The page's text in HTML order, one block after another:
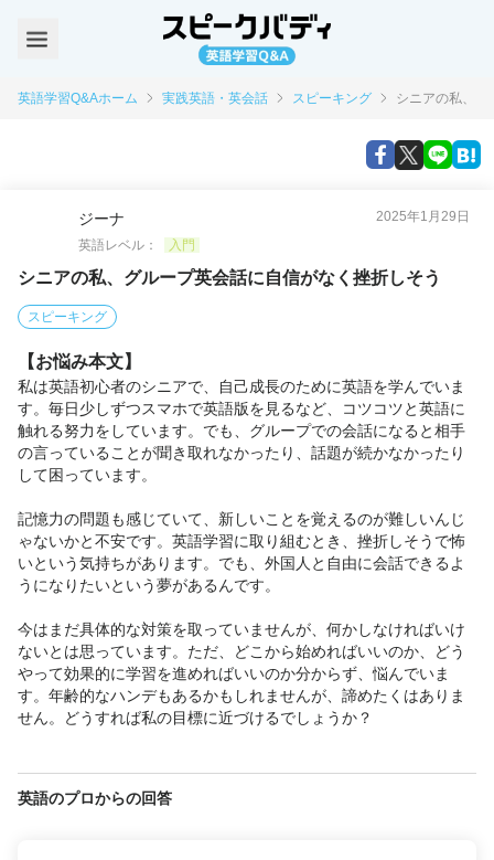
英語学習Q&Aホーム 実践英語・英会話 スピーキング シニアの私、グ
ジーナ
2025年1月29日
英語レベル：
入門
シニアの私、グループ英会話に自信がなく挫折しそう
スピーキング
【お悩み本文】
私は英語初心者のシニアで、自己成長のために英語を学んでいま
す。毎日少しずつスマホで英語版を見るなど、コツコツと英語に
触れる努力をしています。でも、グループでの会話になると相手
の言っていることが聞き取れなかったり、話題が続かなかったり
して困っています。
記憶力の問題も感じていて、新しいことを覚えるのが難しいんじ
ゃないかと不安です。英語学習に取り組むとき、挫折しそうで怖
いという気持ちがあります。でも、外国人と自由に会話できるよ
うになりたいという夢があるんです。
今はまだ具体的な対策を取っていませんが、何かしなければいけ
ないとは思っています。ただ、どこから始めればいいのか、どう
やって効果的に学習を進めればいいのか分からず、悩んでいま
す。年齢的なハンデもあるかもしれませんが、諦めたくはありま
せん。どうすれば私の目標に近づけるでしょうか？
英語のプロからの回答